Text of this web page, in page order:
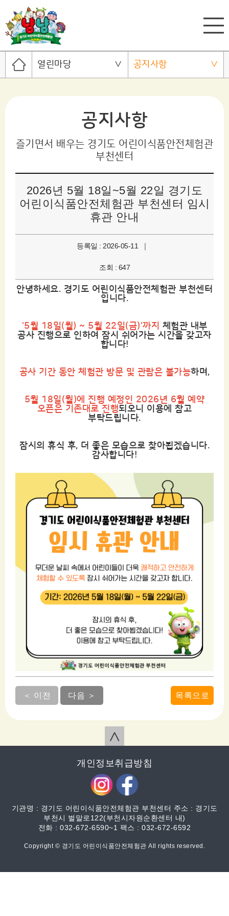
열린마당 공지사항
공지사항
즐기면서 배우는 경기도 어린이식품안전체험관
부천센터
2026년 5월 18일~5월 22일 경기도
어린이식품안전체험관 부천센터 임시
휴관 안내
등록일 : 2026-05-11 ｜
조회 : 647
안녕하세요. 경기도 어린이식품안전체험관 부천센터
입니다.
'5월 18일(월) ~ 5월 22일(금)'까지 체험관 내부
공사 진행으로 인하여 잠시 쉬어가는 시간을 갖고자
합니다!
공사 기간 동안 체험관 방문 및 관람은 불가능하며,
5월 18일(월)에 진행 예정인 2026년 6월 예약
오픈은 기존대로 진행되오니 이용에 참고
부탁드립니다.
잠시의 휴식 후, 더 좋은 모습으로 찾아뵙겠습니다.
감사합니다!
＜ 이전 다음 ＞ 목록으로
개인정보취급방침
기관명 : 경기도 어린이식품안전체험관 부천센터 주소 : 경기도
부천시 벌말로122(부천시자원순환센터 내)
전화 : 032-672-6590~1 팩스 : 032-672-6592
Copyright © 경기도 어린이식품안전체험관 All rights reserved.
∧